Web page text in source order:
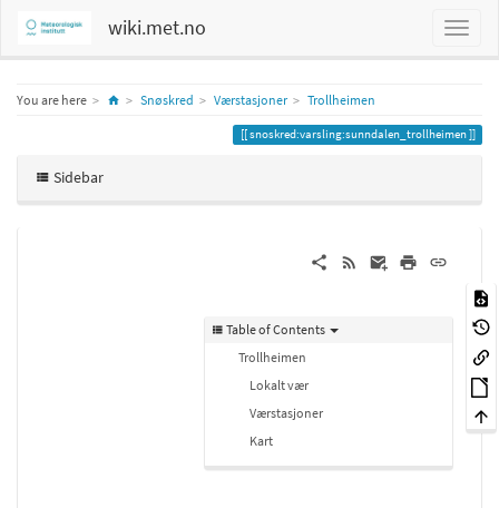
wiki.met.no
You are here HomeSnøskred Værstasjoner Trollheimen
snoskred:varsling:sunndalen_trollheimen
Sidebar
Table of Contents
Trollheimen
Lokalt vær
Værstasjoner
Kart